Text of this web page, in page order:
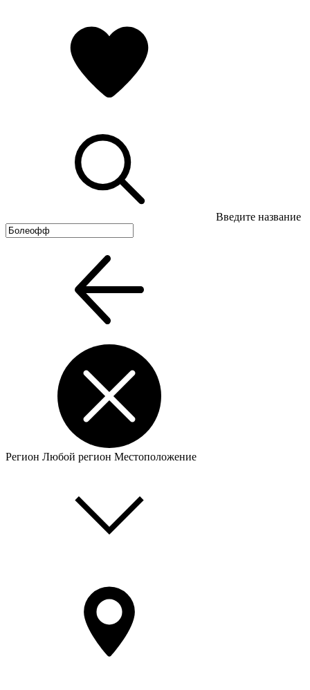
Введите название
Регион Любой регион Местоположение